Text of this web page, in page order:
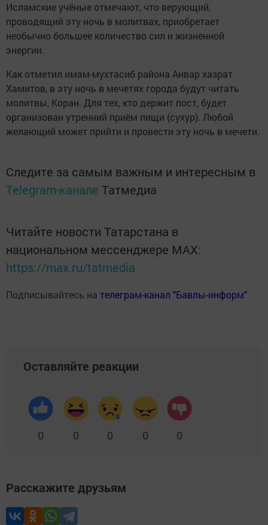
Исламские учёные отмечают, что верующий,
проводящий эту ночь в молитвах, приобретает
необычно большее количество сил и жизненной
энергии.
Как отметил имам-мухтасиб района Анвар хазрат
Хамитов, в эту ночь в мечетях города будут читать
молитвы, Коран. Для тех, кто держит пост, будет
организован утренний приём пищи (сухур). Любой
желающий может прийти и провести эту ночь в мечети.
Следите за самым важным и интересным в
Telegram-канале Татмедиа
Читайте новости Татарстана в
национальном мессенджере MАХ:
https://max.ru/tatmedia
Подписывайтесь на телеграм-канал "Бавлы-информ"
Оставляйте реакции
0 0 0 0 0
Расскажите друзьям